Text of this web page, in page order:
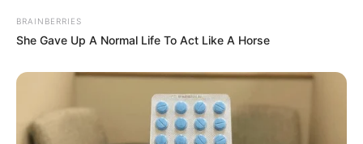
BRAINBERRIES
She Gave Up A Normal Life To Act Like A Horse